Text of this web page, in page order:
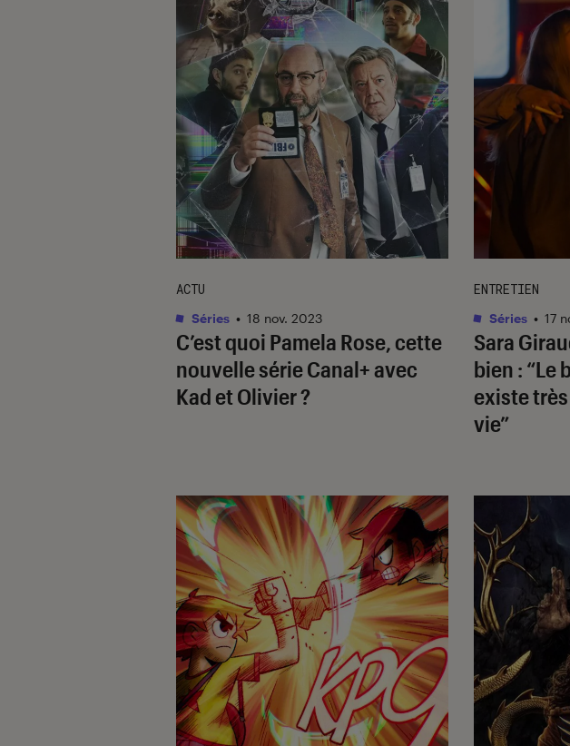
C’est quoi Pamela Rose, cette
nouvelle série Canal+ avec
Kad et Olivier ?
ACTU
Séries • 18 nov. 2023
Sara
bien : “Le
existe
vie”
ENTRETIEN
Séries • 17